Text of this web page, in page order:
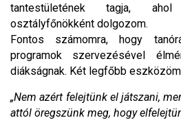
tantestületének tagja,
osztályfőnökként dolgozom.
Fontos számomra, hogy
programok szervezésével
diákságnak. Két legfőbb eszközöm
„Nem azért felejtünk el játszani,
attól öregszünk meg, hogy